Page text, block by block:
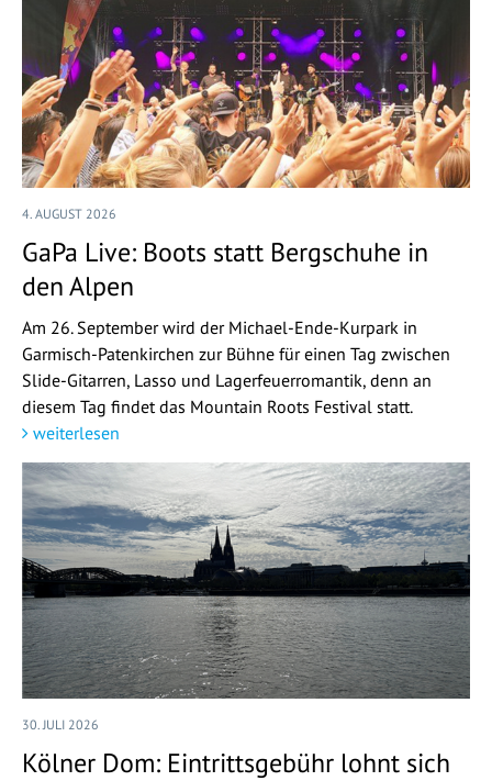
4. AUGUST 2026
GaPa Live: Boots statt Bergschuhe in
den Alpen
Am 26. September wird der Michael-Ende-Kurpark in
Garmisch-Patenkirchen zur Bühne für einen Tag zwischen
Slide-Gitarren, Lasso und Lagerfeuerromantik, denn an
diesem Tag findet das Mountain Roots Festival statt.
weiterlesen
30. JULI 2026
Kölner Dom: Eintrittsgebühr lohnt sich